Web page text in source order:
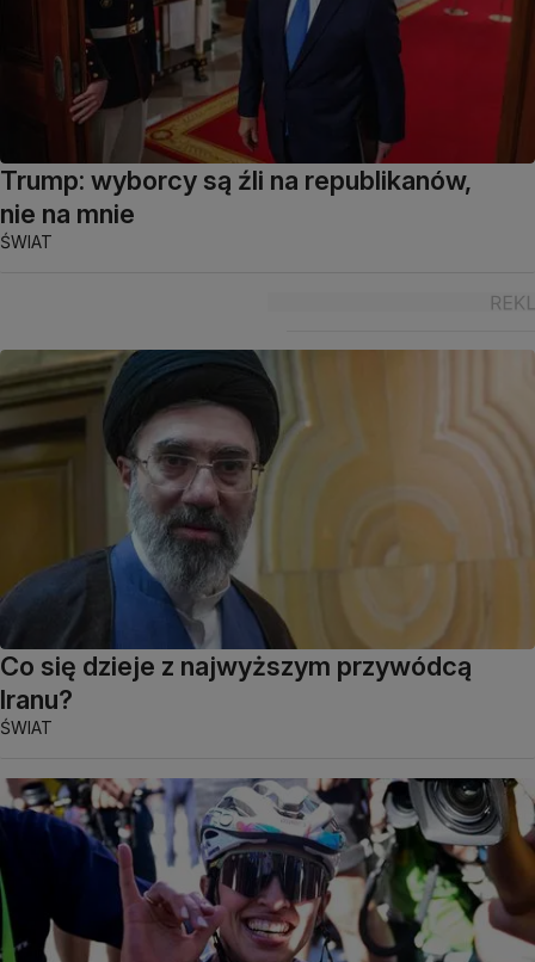
Trump: wyborcy są źli na republikanów,
nie na mnie
ŚWIAT
Co się dzieje z najwyższym przywódcą
Iranu?
ŚWIAT